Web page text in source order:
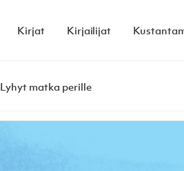
Kirjat Kirjailijat
Lyhyt matka perille